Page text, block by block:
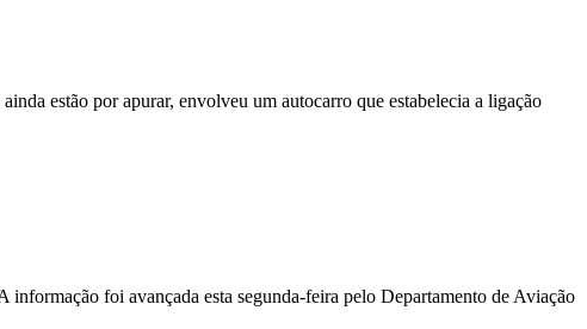
estão por apurar, envolveu um autocarro que estabelecia a ligação
foi avançada esta segunda-feira pelo Departamento de Aviação